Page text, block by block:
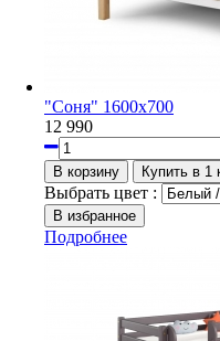
"Соня" 1600х700
12 990
Выбрать цвет :
Подробнее